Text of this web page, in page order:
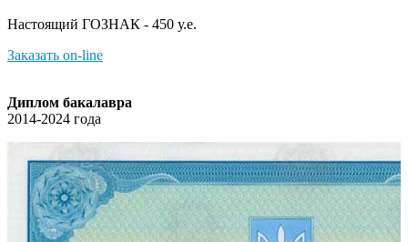
Настоящий ГОЗНАК - 450 у.е.
Заказать on-line
Диплом бакалавра
2014-2024 года